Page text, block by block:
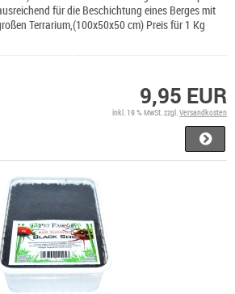
für die Beschichtung eines Berges mit
Terrarium,(100x50x50 cm) Preis für 1 Kg
9,95 EUR
inkl. 19 % MwSt. zzgl. Versandkosten